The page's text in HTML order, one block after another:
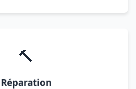
🔨
Réparation